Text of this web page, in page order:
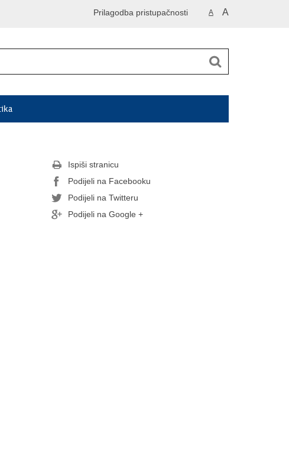
A A
Prilagodba pristupačnosti
Ispiši stranicu
Podijeli na Facebooku
Podijeli na Twitteru
Podijeli na Google +